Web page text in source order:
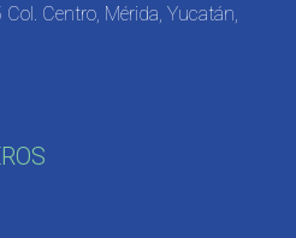
Centro, Mérida, Yucatán,